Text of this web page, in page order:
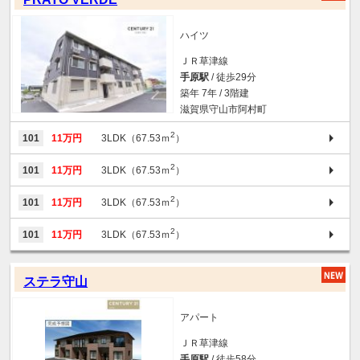
ハイツ
ＪＲ草津線
手原駅 / 徒歩29分
築年 7年 / 3階建
滋賀県守山市阿村町
101 11万円 3LDK（67.53ｍ2 ）
101 11万円 3LDK（67.53ｍ2 ）
101 11万円 3LDK（67.53ｍ2 ）
101 11万円 3LDK（67.53ｍ2 ）
ステラ守山
アパート
ＪＲ草津線